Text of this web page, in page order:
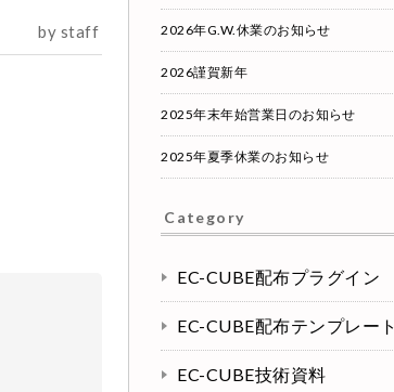
by staff 2026年G.W.休業のお知らせ
2026謹賀新年
2025年末年始営業日のお知らせ
2025年夏季休業のお知らせ
Category
EC-CUBE配布プラグイン
EC-CUBE配布テンプレート
EC-CUBE技術資料